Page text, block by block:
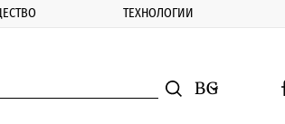
ТЕХНОЛОГИИ
Смяна на